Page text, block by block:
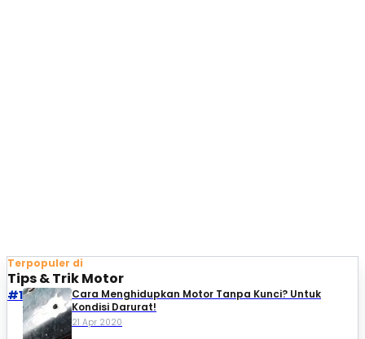
Terpopuler di
Tips & Trik Motor
#1
Cara Menghidupkan Motor Tanpa Kunci? Untuk
Kondisi Darurat!
21 Apr 2020